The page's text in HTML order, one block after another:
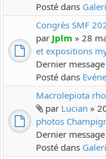
Posté dans
Congrès SMF
par Jplm » 28
et expositions
Dernier
Posté dans
Macrolepiota
par Lucian »
photos
Dernier
Posté dans